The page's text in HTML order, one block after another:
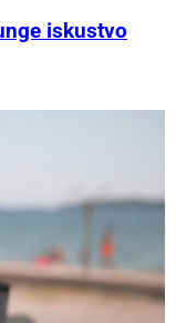
iskustvo